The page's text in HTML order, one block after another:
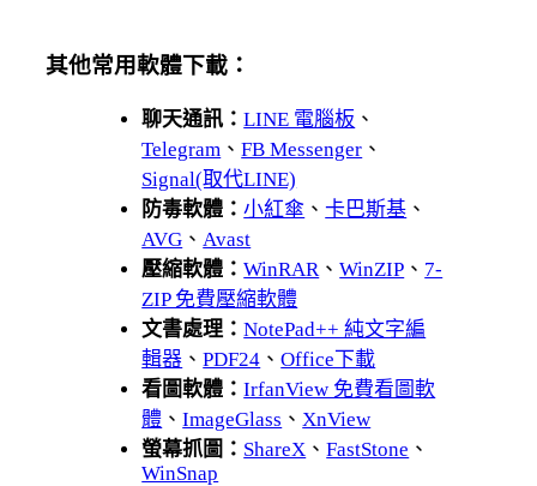
其他常用軟體下載：
聊天通訊：LINE 電腦板 、
Telegram 、FB Messenger 、
Signal(取代LINE)
防毒軟體：小紅傘 、卡巴斯基 、
AVG 、 Avast
壓縮軟體：WinRAR 、WinZIP 、 7-
ZIP 免費壓縮軟體
文書處理：NotePad++ 純文字編
輯器 、PDF24 、Office下載
看圖軟體：IrfanView 免費看圖軟
體 、ImageGlass 、 XnView
螢幕抓圖： ShareX 、FastStone 、
WinSnap